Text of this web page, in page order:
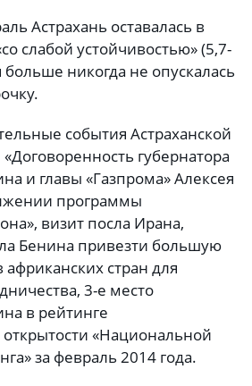
Астрахань оставалась в
слабой устойчивостью» (5,7-
никогда не опускалась
события Астраханской
губернатора
и главы «Газпрома» Алексея
программы
визит посла Ирана,
Бенина привезти большую
стран для
3-е место
в рейтинге
«Национальной
за февраль 2014 года.